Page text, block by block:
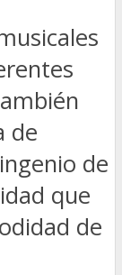
de
de
que
de